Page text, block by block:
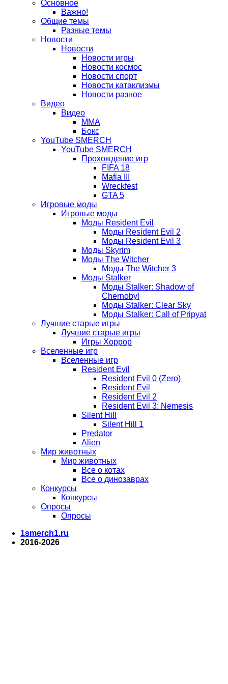
вкладке)
новой
вкладке)
новой
вкладке)
Основное
Важно!
Общие темы
Разные темы
Новости
Новости
Новости игры
Новости космос
Новости спорт
Новости катаклизмы
Новости разное
Видео
Видео
ММА
Бокс
YouTube SMERCH
YouTube SMERCH
Прохождение игр
FIFA 18
Mafia III
Wreckfest
GTA 5
Игровые моды
Игровые моды
Моды Resident Evil
Моды Resident Evil 2
Моды Resident Evil 3
Моды Skyrim
Моды The Witcher
Моды The Witcher 3
Моды Stalker
Моды Stalker: Shadow of
Chernobyl
Моды Stalker: Clear Sky
Моды Stalker: Call of Pripyat
Лучшие старые игры
Лучшие старые игры
Игры Хоррор
Вселенные игр
Вселенные игр
Resident Evil
Resident Evil 0 (Zero)
Resident Evil
Resident Evil 2
Resident Evil 3: Nemesis
Silent Hill
Silent Hill 1
Predator
Alien
Мир животных
Мир животных
Все о котах
Все о динозаврах
Конкурсы
Конкурсы
Опросы
Опросы
1smerch1.ru
2016-2026